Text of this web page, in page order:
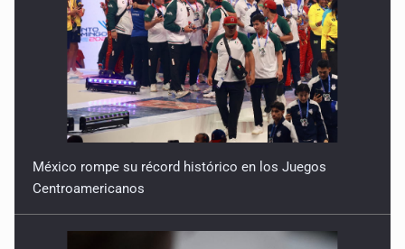
Centroamericanos